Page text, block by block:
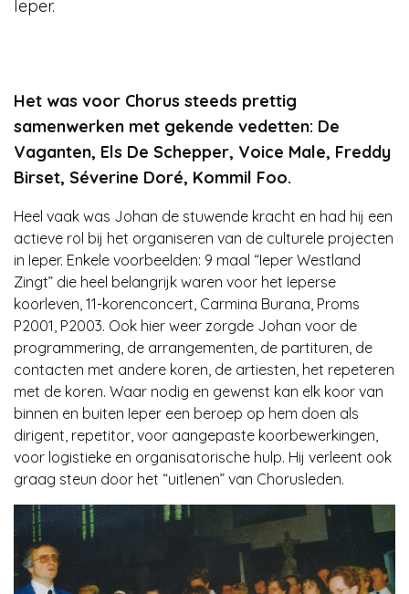
Ieper.
Het was voor Chorus steeds prettig
samenwerken met gekende vedetten: De
Vaganten, Els De Schepper, Voice Male, Freddy
Birset, Séverine Doré, Kommil Foo.
Heel vaak was Johan de stuwende kracht en had hij een
actieve rol bij het organiseren van de culturele projecten
in Ieper. Enkele voorbeelden: 9 maal “Ieper Westland
Zingt” die heel belangrijk waren voor het Ieperse
koorleven, 11-korenconcert, Carmina Burana, Proms
P2001, P2003. Ook hier weer zorgde Johan voor de
programmering, de arrangementen, de partituren, de
contacten met andere koren, de artiesten, het repeteren
met de koren. Waar nodig en gewenst kan elk koor van
binnen en buiten Ieper een beroep op hem doen als
dirigent, repetitor, voor aangepaste koorbewerkingen,
voor logistieke en organisatorische hulp. Hij verleent ook
graag steun door het “uitlenen” van Chorusleden.